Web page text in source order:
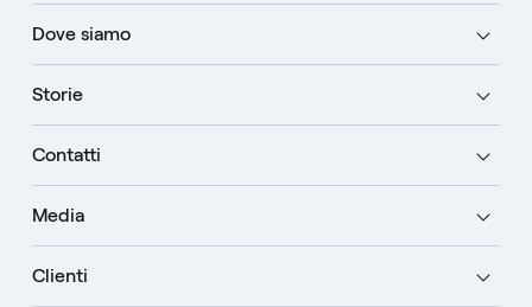
Dove siamo
Storie
Contatti
Media
Clienti